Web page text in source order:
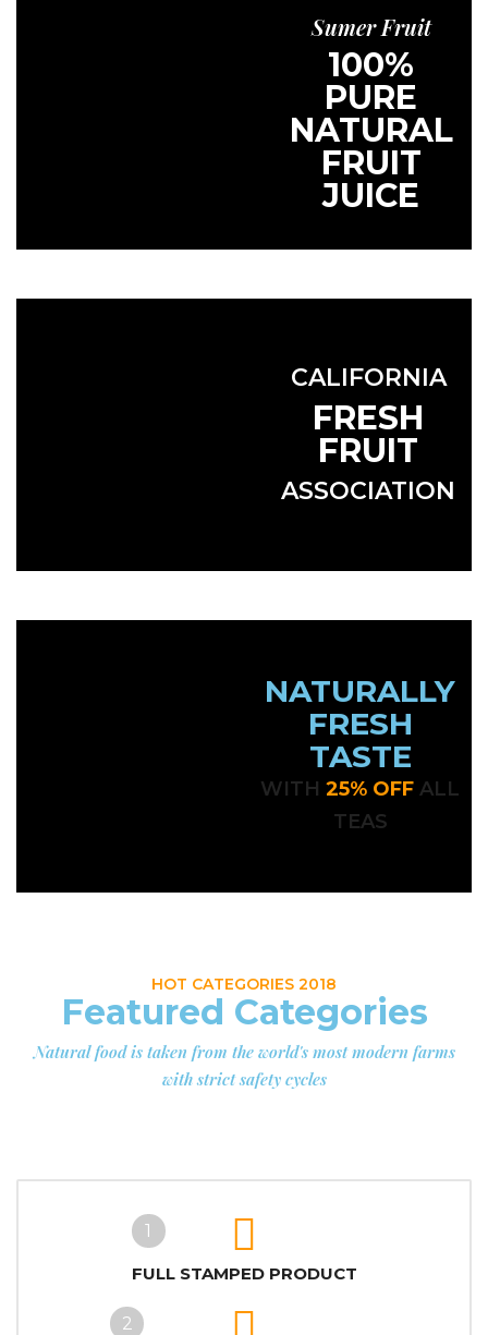
Sumer Fruit
100%
PURE
NATURAL
FRUIT
JUICE
CALIFORNIA
FRESH
FRUIT
ASSOCIATION
NATURALLY
FRESH
TASTE
WITH 25% OFF ALL
TEAS
HOT CATEGORIES 2018
Featured Categories
Natural food is taken from the world's most modern farms
with strict safety cycles
1
FULL STAMPED PRODUCT
2